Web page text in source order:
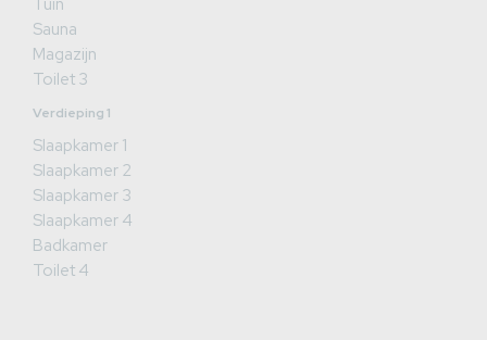
Tuin
Sauna
Magazijn
Toilet 3
Verdieping 1
Slaapkamer 1
Slaapkamer 2
Slaapkamer 3
Slaapkamer 4
Badkamer
Toilet 4